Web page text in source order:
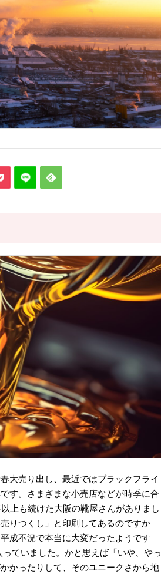
大売り出し、最近ではブラックフライ
す。さまざまな小売店などが時季に合
上も続けた大阪の靴屋さんがありまし
りつくし」と印刷してあるのですか
成不況で本当に大変だったようです
ていました。かと思えば「いや、やっ
かったりして、そのユニークさから地